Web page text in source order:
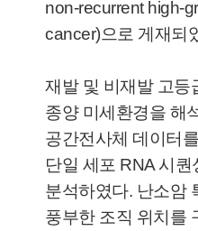
non-recurrent high-
cancer)으로 게재되
재발 및 비재발 고등
종양 미세환경을 해
공간전사체 데이터
단일 세포 RNA 시
분석하였다. 난소암
풍부한 조직 위치를